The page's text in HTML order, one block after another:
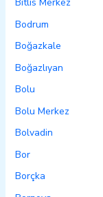
Bodrum
Boğazkale
Boğazlıyan
Bolu
Bolu Merkez
Bolvadin
Bor
Borçka